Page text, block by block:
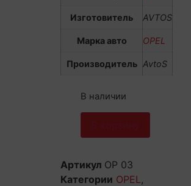
Изготовитель AVTOS
Марка авто OPEL
Производитель AvtoS
В наличии
Артикул OP 03
Категории OPEL ,